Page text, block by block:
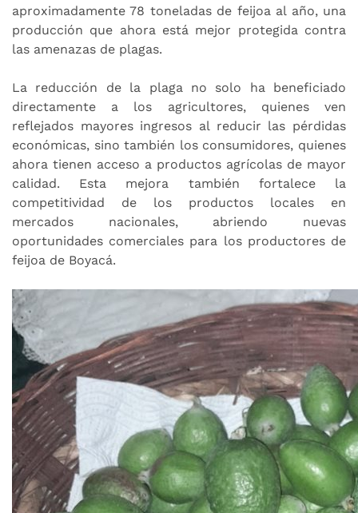
aproximadamente 78 toneladas de feijoa al año, una
producción que ahora está mejor protegida contra
las amenazas de plagas.
La reducción de la plaga no solo ha beneficiado
directamente a los agricultores, quienes ven
reflejados mayores ingresos al reducir las pérdidas
económicas, sino también los consumidores, quienes
ahora tienen acceso a productos agrícolas de mayor
calidad. Esta mejora también fortalece la
competitividad de los productos locales en
mercados nacionales, abriendo nuevas
oportunidades comerciales para los productores de
feijoa de Boyacá.